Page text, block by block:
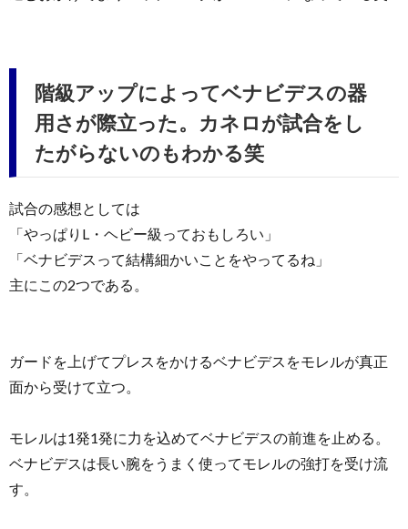
階級アップによってベナビデスの器
用さが際立った。カネロが試合をし
たがらないのもわかる笑
試合の感想としては
「やっぱりL・ヘビー級っておもしろい」
「ベナビデスって結構細かいことをやってるね」
主にこの2つである。
ガードを上げてプレスをかけるベナビデスをモレルが真正
面から受けて立つ。
モレルは1発1発に力を込めてベナビデスの前進を止める。
ベナビデスは長い腕をうまく使ってモレルの強打を受け流
す。